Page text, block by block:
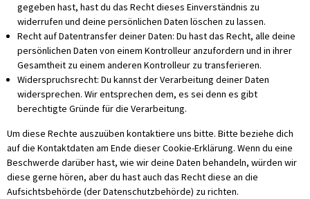
gegeben hast, hast du das Recht dieses Einverständnis zu
widerrufen und deine persönlichen Daten löschen zu lassen.
Recht auf Datentransfer deiner Daten: Du hast das Recht, alle deine
persönlichen Daten von einem Kontrolleur anzufordern und in ihrer
Gesamtheit zu einem anderen Kontrolleur zu transferieren.
Widerspruchsrecht: Du kannst der Verarbeitung deiner Daten
widersprechen. Wir entsprechen dem, es sei denn es gibt
berechtigte Gründe für die Verarbeitung.
Um diese Rechte auszuüben kontaktiere uns bitte. Bitte beziehe dich
auf die Kontaktdaten am Ende dieser Cookie-Erklärung. Wenn du eine
Beschwerde darüber hast, wie wir deine Daten behandeln, würden wir
diese gerne hören, aber du hast auch das Recht diese an die
Aufsichtsbehörde (der Datenschutzbehörde) zu richten.